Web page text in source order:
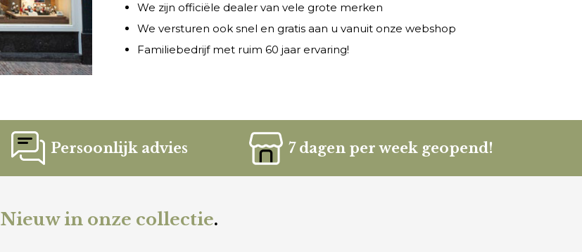
We zijn officiële dealer van vele grote merken
We versturen ook snel en gratis aan u vanuit onze webshop
Familiebedrijf met ruim 60 jaar ervaring!
Persoonlijk advies 7 dagen per week geopend!
Nieuw in onze collectie.